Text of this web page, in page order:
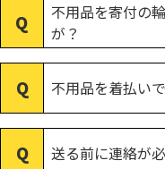
不用品を寄付の
が？
不用品を着払い
送る前に連絡が